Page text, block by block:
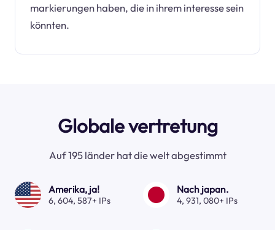
markierungen haben, die in ihrem interesse sein
könnten.
Globale vertretung
Auf 195 länder hat die welt abgestimmt
Amerika, ja!
6, 604, 587+ IPs
Nach japan.
4, 931, 080+ IPs